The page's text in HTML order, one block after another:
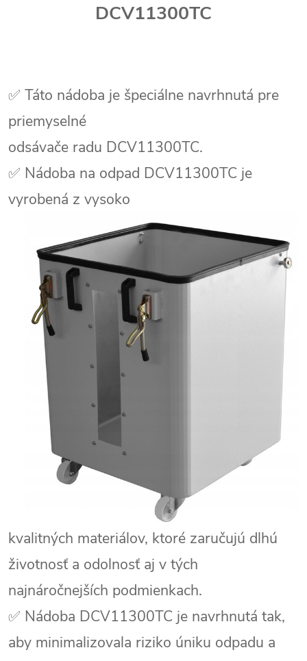
DCV11300TC
✅ Táto nádoba je špeciálne navrhnutá pre
priemyselné
odsávače radu DCV11300TC.
✅ Nádoba na odpad DCV11300TC je
vyrobená z vysoko
kvalitných materiálov, ktoré zaručujú dlhú
životnosť a odolnosť aj v tých
najnáročnejších podmienkach.
✅ Nádoba DCV11300TC je navrhnutá tak,
aby minimalizovala riziko úniku odpadu a